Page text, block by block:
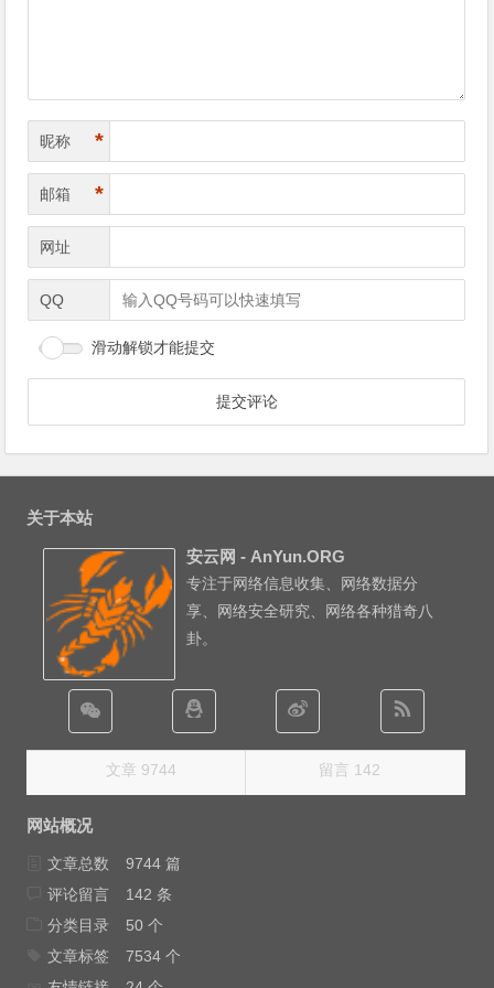
昵称 *
邮箱 *
网址
QQ
滑动解锁才能提交
关于本站
安云网 - AnYun.ORG
专注于网络信息收集、网络数据分
享、网络安全研究、网络各种猎奇八
卦。
文章 9744 留言 142
网站概况
文章总数
9744 篇
评论留言
142 条
分类目录
50 个
文章标签
7534 个